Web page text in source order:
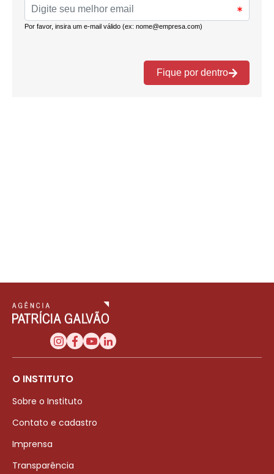
O INSTITUTO
Sobre o Instituto
Contato e cadastro
Imprensa
Transparência